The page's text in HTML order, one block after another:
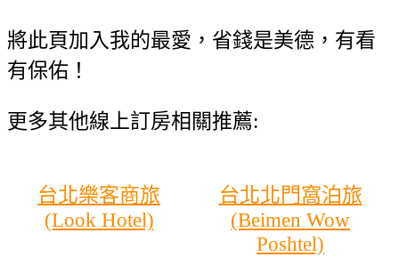
將此頁加入我的最愛，省錢是美德，有看
有保佑！
更多其他線上訂房相關推薦:
台北樂客商旅
(Look Hotel)
台北北門窩泊旅
(Beimen Wow
Poshtel)